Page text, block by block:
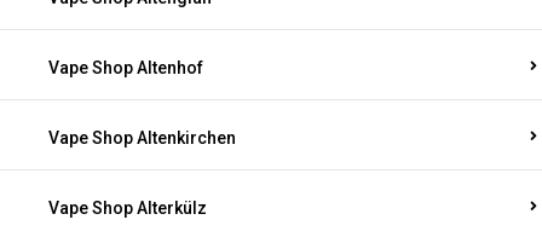
Vape Shop Altenhof
Vape Shop Altenkirchen
Vape Shop Alterkülz